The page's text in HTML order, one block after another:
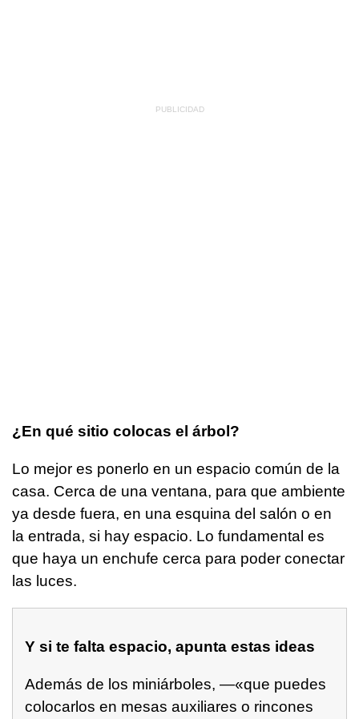
¿En qué sitio colocas el árbol?
Lo mejor es ponerlo en un espacio común de la
casa. Cerca de una ventana, para que ambiente
ya desde fuera, en una esquina del salón o en
la entrada, si hay espacio. Lo fundamental es
que haya un enchufe cerca para poder conectar
las luces.
Y si te falta espacio, apunta estas ideas
Además de los miniárboles, —«que puedes
colocarlos en mesas auxiliares o rincones